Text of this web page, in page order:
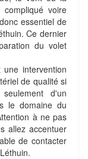
voire
essentiel de
Ce dernier
du volet
intervention
de qualité si
d'un
le domaine du
à ne pas
allez accentuer
de contacter